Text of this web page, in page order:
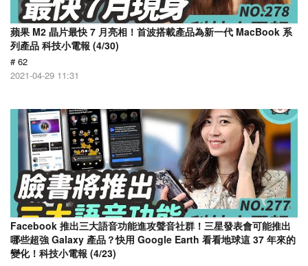
蘋果 M2 晶片最快 7 月亮相！首波搭載產品為新一代 MacBook 系
列產品 科技小電報 (4/30)
# 62
2021-04-29 11:31
Facebook 推出三大語音功能進攻聲音社群！三星發表會可能推出
哪些超強 Galaxy 產品？快用 Google Earth 看看地球這 37 年來的
變化！科技小電報 (4/23)